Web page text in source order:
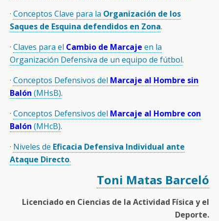
· Conceptos Clave para la Organización de los
Saques de Esquina defendidos en Zona.
· Claves para el Cambio de Marcaje en la
Organización Defensiva de un equipo de fútbol.
· Conceptos Defensivos del Marcaje al Hombre sin
Balón (MHsB).
· Conceptos Defensivos del Marcaje al Hombre con
Balón (MHcB).
· Niveles de Eficacia Defensiva Individual ante
Ataque Directo.
Toni Matas Barceló
Licenciado en Ciencias de la Actividad Física y el
Deporte.